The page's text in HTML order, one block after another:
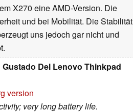
X270 eine AMD-Version. Die
und bei Mobilität. Die Stabilität
uns jedoch gar nicht und
Del Lenovo Thinkpad
version
very long battery life.